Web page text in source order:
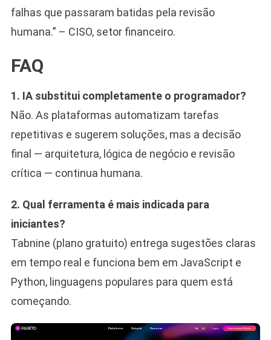
falhas que passaram batidas pela revisão
humana.” – CISO, setor financeiro.
FAQ
1. IA substitui completamente o programador?
Não. As plataformas automatizam tarefas
repetitivas e sugerem soluções, mas a decisão
final — arquitetura, lógica de negócio e revisão
crítica — continua humana.
2. Qual ferramenta é mais indicada para
iniciantes?
Tabnine (plano gratuito) entrega sugestões claras
em tempo real e funciona bem em JavaScript e
Python, linguagens populares para quem está
começando.